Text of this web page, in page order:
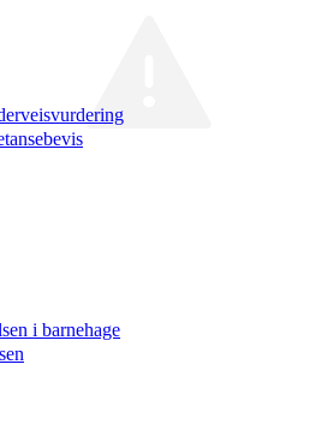
i barnehage